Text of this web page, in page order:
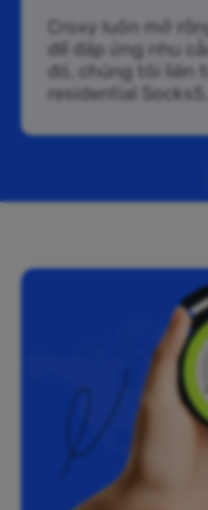
Croxy luôn mở
để đáp ứng nhu
đó, chúng tôi liên
residential Socks5.